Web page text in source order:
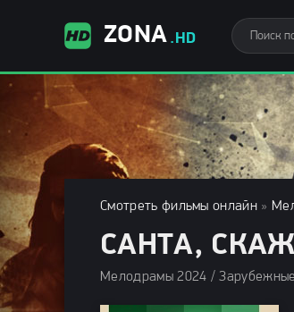
ZONA .HD
Смотреть фильмы онлайн »
САНТА,